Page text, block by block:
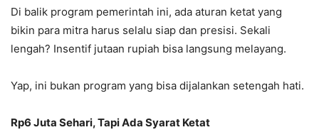
Di balik program pemerintah ini, ada aturan ketat yang
bikin para mitra harus selalu siap dan presisi. Sekali
lengah? Insentif jutaan rupiah bisa langsung melayang.
Yap, ini bukan program yang bisa dijalankan setengah hati.
Rp6 Juta Sehari, Tapi Ada Syarat Ketat